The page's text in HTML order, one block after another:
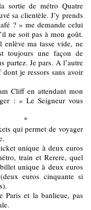
sortie de métro Quatre
sa clientèle. J’y prends
? » me demande celui
ne soit pas à mon goût.
enlève ma tasse vide, ne
toujours une façon de
partez. Je pars. A l’autre
je ressors sans avoir
Cliff en attendant mon
: « Le Seigneur vous
qui permet de voyager
unique à deux euros
train et Rerere, quel
unique à deux euros
euros cinquante si
Paris et la banlieue, pas